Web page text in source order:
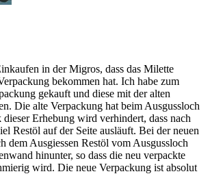
in der Migros, dass das Milette
bekommen hat. Ich habe zum
gekauft und diese mit der alten
Die alte Verpackung hat beim Ausgussloch
Erhebung wird verhindert, dass nach
Restöl auf der Seite ausläuft. Bei der neuen
dem Ausgiessen Restöl vom Ausgussloch
hinunter, so dass die neu verpackte
wird. Die neue Verpackung ist absolut